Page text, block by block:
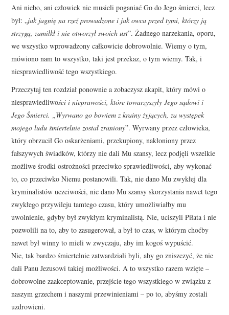
Ani niebo, ani człowiek nie musieli poganiać Go do Jego śmierci, lecz
był: „jak jagnię na rzeź prowadzone i jak owca przed tymi, którzy ją
strzygą, zamilkł i nie otworzył swoich ust”. Żadnego narzekania, oporu,
we wszystko wprowadzony całkowicie dobrowolnie. Wiemy o tym,
mówiono nam to wszystko, taki jest przekaz, o tym wiemy. Tak, i
niesprawiedliwość tego wszystkiego.
Przeczytaj ten rozdział ponownie a zobaczysz akapit, który mówi o
niesprawiedliwości i nieprawości, które towarzyszyły Jego sądowi i
Jego Śmierci. „Wyrwano go bowiem z krainy żyjących, za występek
mojego ludu śmiertelnie został zraniony”. Wyrwany przez człowieka,
który obrzucił Go oskarżeniami, przekupiony, nakłoniony przez
fałszywych świadków, którzy nie dali Mu szansy, lecz podjęli wszelkie
możliwe środki ostrożności przeciwko sprawiedliwości, aby wykonać
to, co przeciwko Niemu postanowili. Tak, nie dano Mu zwykłej dla
kryminalistów uczciwości, nie dano Mu szansy skorzystania nawet tego
zwykłego przywileju tamtego czasu, który umożliwiałby mu
uwolnienie, gdyby był zwykłym kryminalistą. Nie, uciszyli Piłata i nie
pozwolili na to, aby to zasugerował, a był to czas, w którym choćby
nawet był winny to mieli w zwyczaju, aby im kogoś wypuścić.
Nie, tak bardzo śmiertelnie zatwardziali byli, aby go zniszczyć, że nie
dali Panu Jezusowi takiej możliwości. A to wszystko razem wzięte –
dobrowolne zaakceptowanie, przejście tego wszystkiego w związku z
naszym grzechem i naszymi przewinieniami – po to, abyśmy zostali
uzdrowieni.